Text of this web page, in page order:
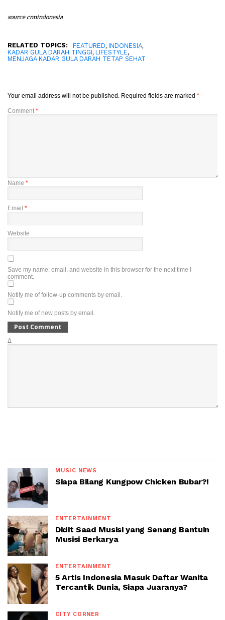
source cnnindonesia
RELATED TOPICS: FEATURED, INDONESIA,
KADAR GULA DARAH TINGGI, LIFESTYLE,
MENJAGA KADAR GULA DARAH TETAP SEHAT
Your email address will not be published. Required fields are marked *
Comment *
Name *
Email *
Website
Save my name, email, and website in this browser for the next time I
comment.
Notify me of follow-up comments by email.
Notify me of new posts by email.
Δ
MUSIC NEWS
Siapa Bilang Kungpow Chicken Bubar?!
ENTERTAINMENT
Didit Saad Musisi yang Senang Bantuin
Musisi Berkarya
ENTERTAINMENT
5 Artis Indonesia Masuk Daftar Wanita
Tercantik Dunia, Siapa Juaranya?
CITY CORNER